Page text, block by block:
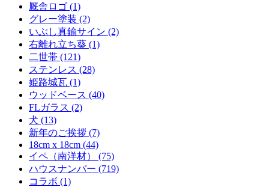
厩舎ロゴ (1)
グレー塗装 (2)
いぶし真鍮サイン (2)
右離れ立ち葵 (1)
二世帯 (121)
ステンレス (28)
姫路城瓦 (1)
ウッドベース (40)
FLガラス (2)
犬 (13)
新年のご挨拶 (7)
18cm x 18cm (44)
イペ（南洋材） (75)
ハウスナンバー (719)
コラボ (1)